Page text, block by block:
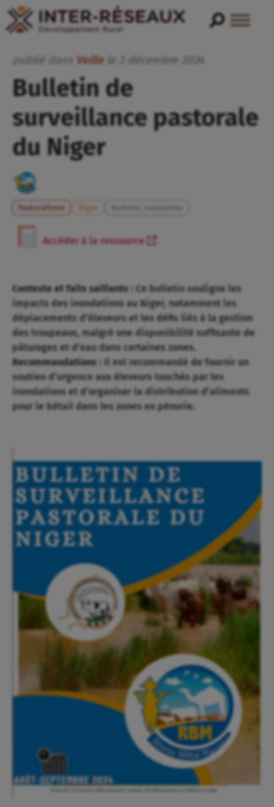
publié dans Veille le décembre 2024
Bulletin de
surveillance pastorale
du Niger
Pastoralisme Niger
Accéder à la ressource
Contexte et faits saillants :
Ce bulletin souligne les
impacts des inondations au Niger, notamment les
déplacements d’éleveurs et les défis liés à la gestion
des troupeaux, malgré une disponibilité suffisante de
pâturages et d’eau dans certaines zones.
Recommandations :
Il est recommandé de fournir un
soutien d’urgence aux éleveurs touchés par les
inondations et d’organiser la distribution d’aliments
pour le bétail dans les zones en pénurie.